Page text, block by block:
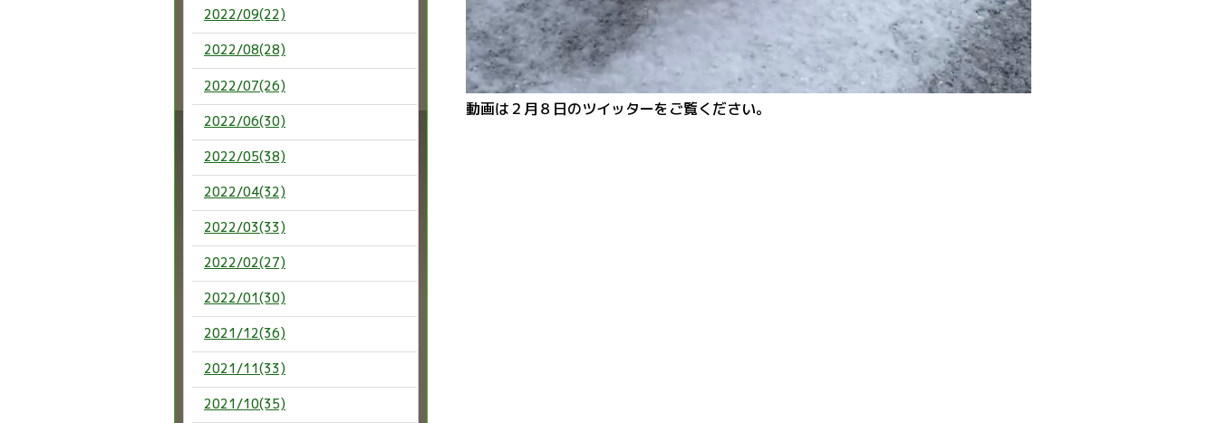
動画は２月８日のツイッターをご覧ください。
2022/09(22)
2022/08(28)
2022/07(26)
2022/06(30)
2022/05(38)
2022/04(32)
2022/03(33)
2022/02(27)
2022/01(30)
2021/12(36)
2021/11(33)
2021/10(35)